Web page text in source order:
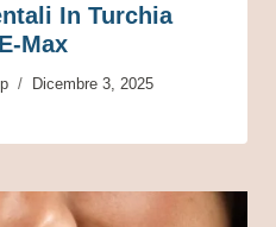
In Turchia
Max
Dicembre 3, 2025